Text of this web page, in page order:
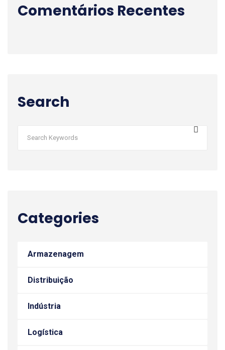
Comentários Recentes
Search
Categories
Armazenagem
Distribuição
Indústria
Logística